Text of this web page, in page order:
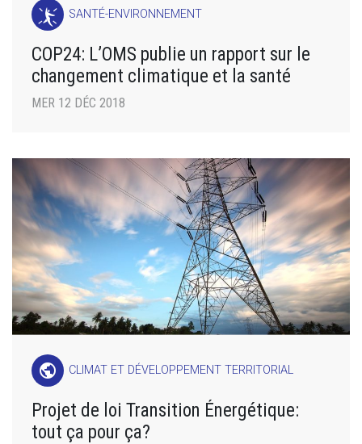
SANTÉ-ENVIRONNEMENT
COP24: L’OMS publie un rapport sur le
changement climatique et la santé
MER 12 DÉC 2018
public CLIMAT ET DÉVELOPPEMENT TERRITORIAL
Projet de loi Transition Énergétique:
tout ça pour ça?